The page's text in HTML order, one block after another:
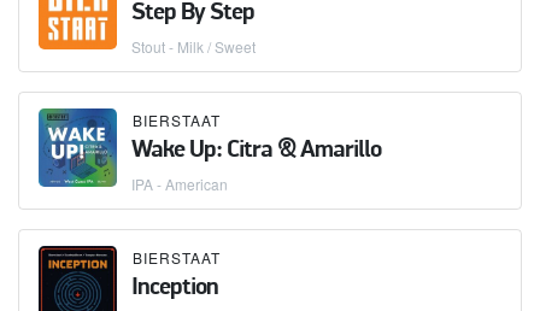
Step By Step
Stout - Milk / Sweet
BIERSTAAT
Wake Up: Citra & Amarillo
IPA - American
BIERSTAAT
Inception